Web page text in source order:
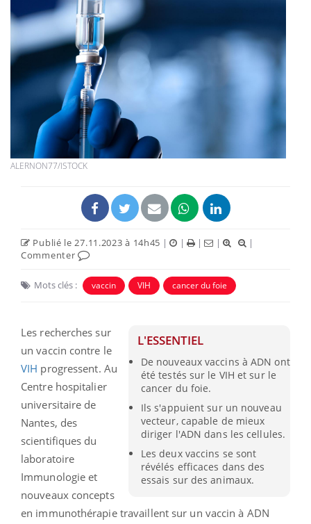
ALERNON77/ISTOCK
Publié le 27.11.2023 à 14h45 | | | |
|
Commenter
Mots clés : vaccin VIH cancer du foie
L'ESSENTIEL
De nouveaux vaccins à ADN ont
été testés sur le VIH et sur le
cancer du foie.
Ils s'appuient sur un nouveau
vecteur, capable de mieux
diriger l'ADN dans les cellules.
Les deux vaccins se sont
révélés efficaces dans des
essais sur des animaux.
Les recherches sur
un vaccin contre le
VIH progressent. Au
Centre hospitalier
universitaire de
Nantes, des
scientifiques du
laboratoire
Immunologie et
nouveaux concepts
en immunothérapie travaillent sur un vaccin à ADN